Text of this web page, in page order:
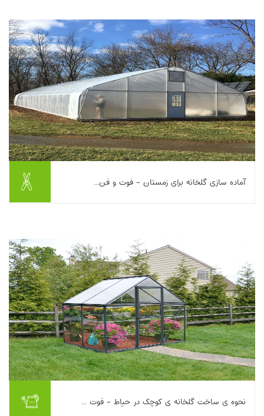
بیشتر بخوانیم ...
با گذار از پاییز به زمستان، گلخانه از فضای تولید تابستانه به محل
بیشتر بخوانیم ...
آماده سازی گلخانه برای زمستان - فوت و فن...
نحوه ی ساخت گلخانه ی کوچک در حیاط - فوت ...